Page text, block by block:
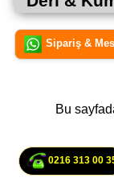
Sipariş &
Bu
0216 313 00